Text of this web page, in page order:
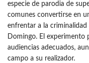
especie de parodia de
comunes convertirse en
enfrentar a la criminalidad
Domingo. El experimento
audiencias adecuados,
campo a su realizador.